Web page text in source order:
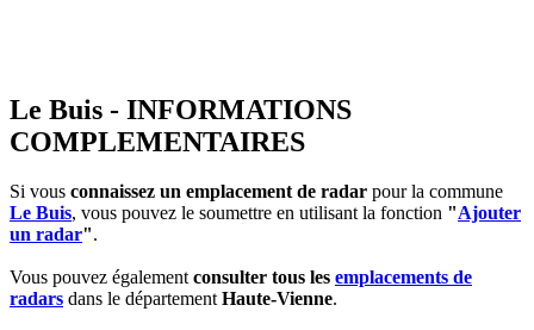
Le Buis - INFORMATIONS
COMPLEMENTAIRES
Si vous connaissez un emplacement de radar pour la commune
Le Buis, vous pouvez le soumettre en utilisant la fonction "Ajouter
un radar".
Vous pouvez égalementconsulter tous les emplacements de
radars dans le départementHaute-Vienne.